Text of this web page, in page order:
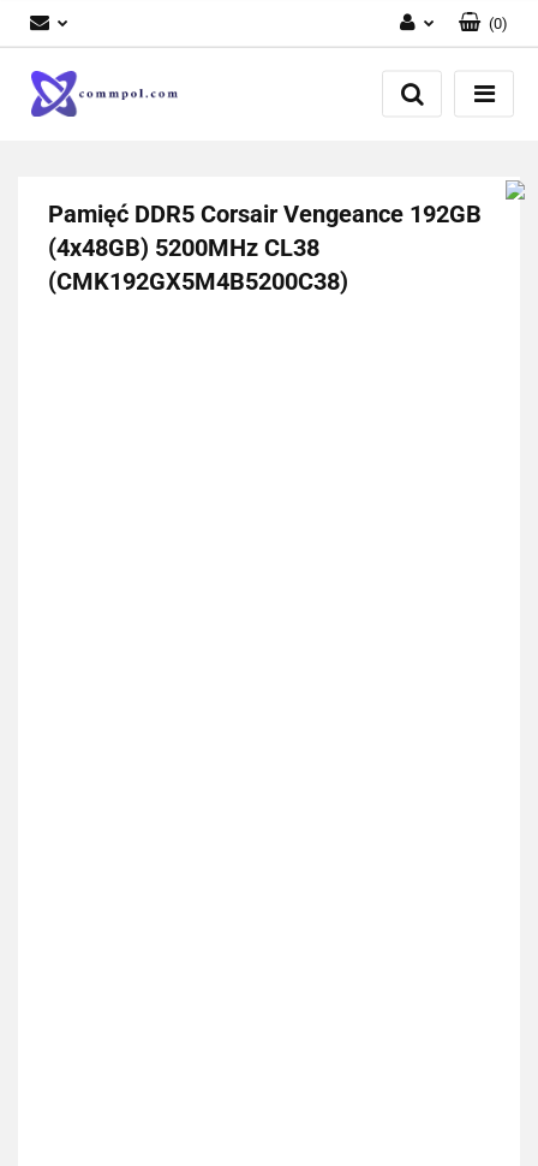
Zaloguj się
Zarejestruj się
(0)
Pamięć DDR5 Corsair Vengeance 192GB
(4x48GB) 5200MHz CL38
(CMK192GX5M4B5200C38)